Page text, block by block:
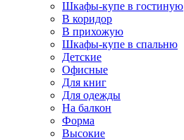
Шкафы-купе в гостиную
В коридор
В прихожую
Шкафы-купе в спальню
Детские
Офисные
Для книг
Для одежды
На балкон
Форма
Высокие